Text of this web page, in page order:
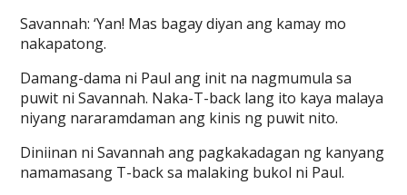
Savannah: ‘Yan! Mas bagay diyan ang kamay mo
nakapatong.
Damang-dama ni Paul ang init na nagmumula sa
puwit ni Savannah. Naka-T-back lang ito kaya malaya
niyang nararamdaman ang kinis ng puwit nito.
Diniinan ni Savannah ang pagkakadagan ng kanyang
namamasang T-back sa malaking bukol ni Paul.